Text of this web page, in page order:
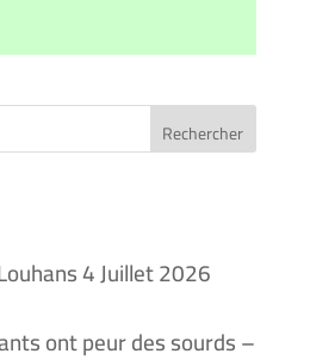
4 Juillet 2026
ont peur des sourds –